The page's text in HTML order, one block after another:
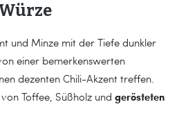
und Minze mit der Tiefe dunkler
einer bemerkenswerten
dezenten Chili-Akzent treffen.
Toffee, Süßholz und gerösteten